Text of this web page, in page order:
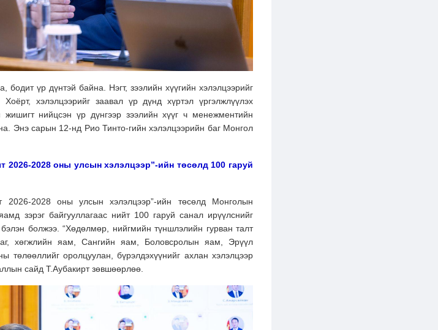
үр дүнтэй байна. Нэгт, зээлийн хүүгийн хэлэлцээрийг
хэлэлцээрийг заавал үр дүнд хүртэл үргэлжлүүлэх
нийцсэн үр дүнгээр зээлийн хүүг ч менежментийн
Энэ сарын 12-нд Рио Тинто-гийн хэлэлцээрийн баг Монгол
2026-2028 оны улсын хэлэлцээр”-ийн төсөлд 100 гаруй
2026-2028 оны улсын хэлэлцээр”-ийн төсөлд Монголын
зэрэг байгууллагаас нийт 100 гаруй санал ирүүлснийг
бэлэн болжээ.“Хөдөлмөр, нийгмийн түншлэлийн гурван талт
хөгжлийн яам, Сангийн яам, Боловсролын яам, Эрүүл
оролцуулан, бүрэлдэхүүнийг ахлан хэлэлцээр
сайд Т.Аубакирт зөвшөөрлөө.